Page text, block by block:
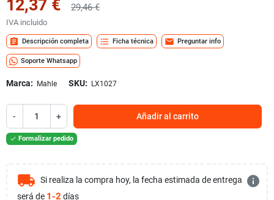
12,37 € 29,46 €
IVA incluido
assignment Descripción completa format_list_bulleted Ficha técnica mail Preguntar info
Soporte Whatsapp
Marca: Mahle SKU: LX1027
- + Añadir al carrito
 Formalizar pedido
local_shipping Si realiza la compra hoy, la fecha estimada de entrega
será de 1-2 días
info